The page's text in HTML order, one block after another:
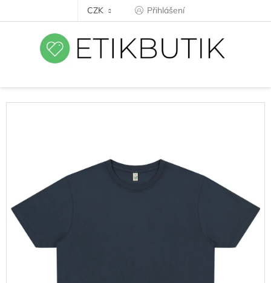
CZK Přihlášení